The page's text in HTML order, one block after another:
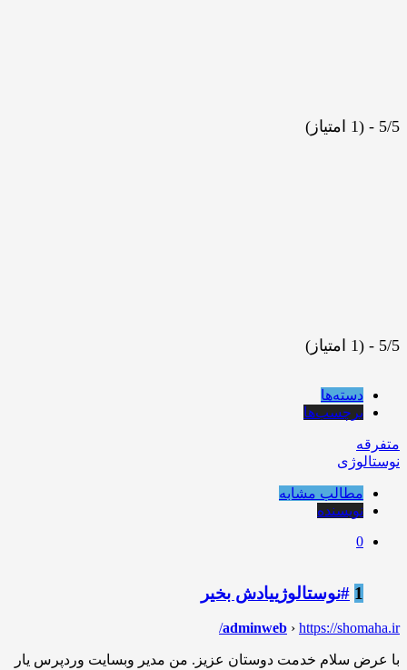
5/5 - (1 امتیاز)
5/5 - (1 امتیاز)
دسته‌ها
برچسب‌ها
متفرقه
نوستالوژی
مطالب مشابه
نویسنده
0
1 #نوستالوژییادش بخیر
adminweb › https://shomaha.ir/
با عرض سلام خدمت دوستان عزیز. من مدیر وبسایت وردپرس یار